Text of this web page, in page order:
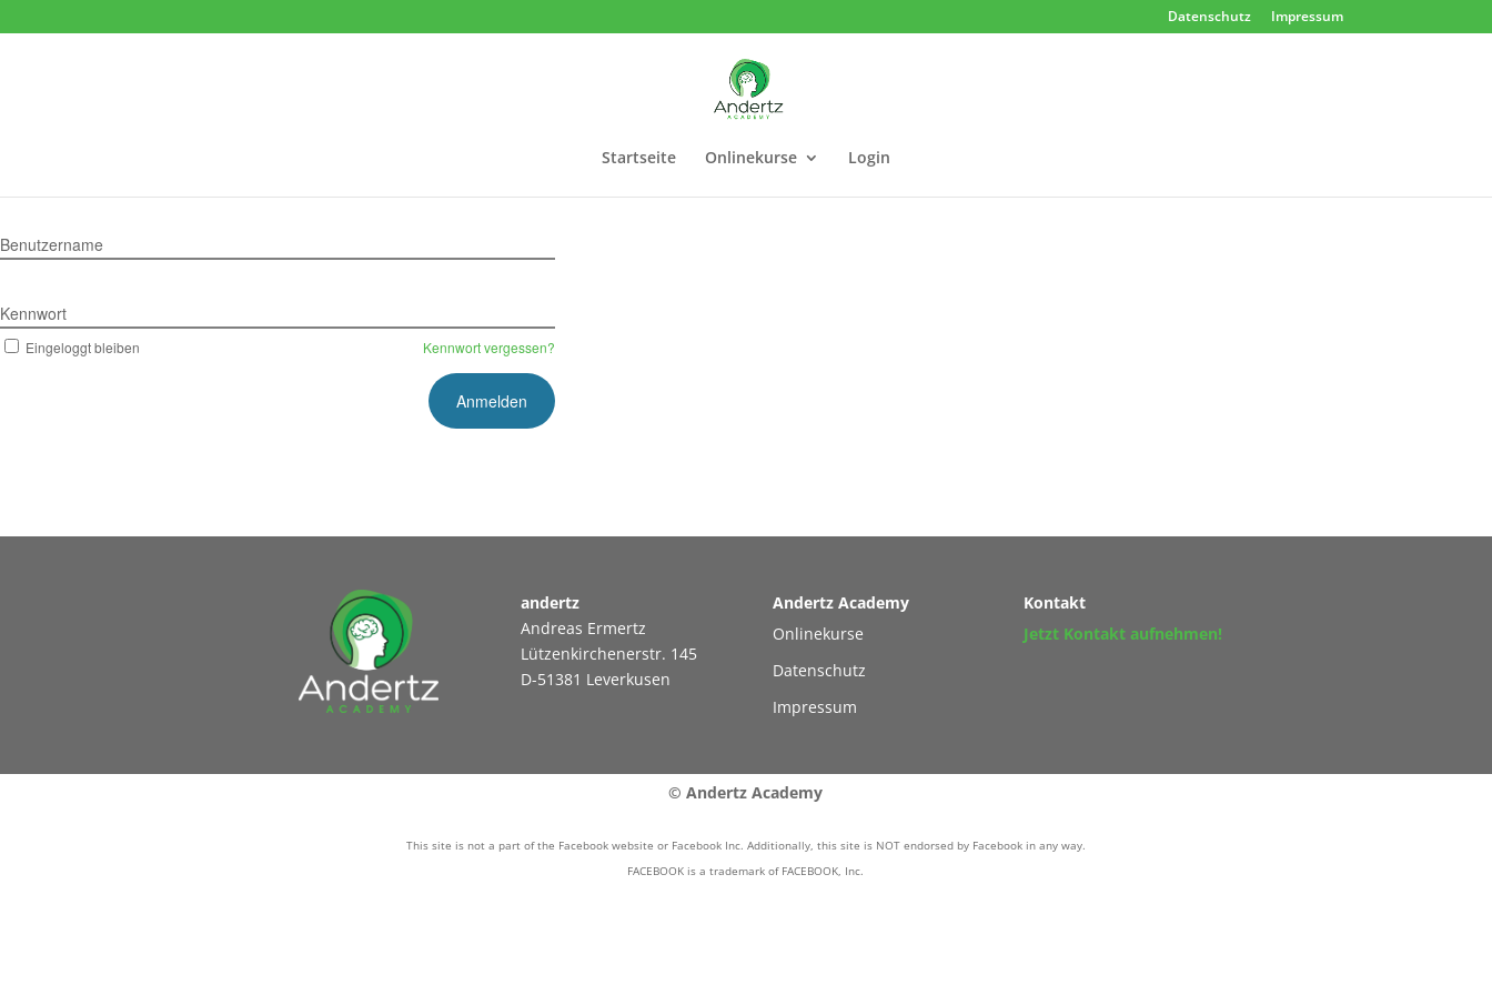
Datenschutz Impressum
Startseite Onlinekurse Login
Benutzername
Kennwort
Eingeloggt bleiben Kennwort vergessen?
andertz
Andreas Ermertz
Lützenkirchenerstr. 145
D-51381 Leverkusen
Andertz Academy
Onlinekurse
Datenschutz
Impressum
Kontakt
Jetzt Kontakt aufnehmen!
© Andertz Academy
This site is not a part of the Facebook website or Facebook Inc. Additionally, this site is NOT endorsed by Facebook in any way.
FACEBOOK is a trademark of FACEBOOK, Inc.